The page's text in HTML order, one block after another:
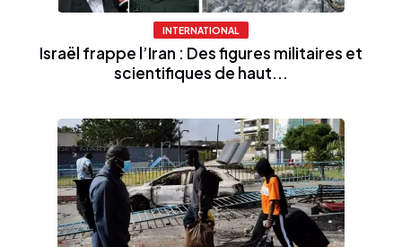
INTERNATIONAL
Israël frappe l’Iran : Des figures militaires et
scientifiques de haut...